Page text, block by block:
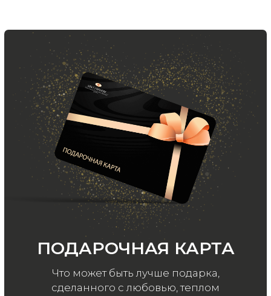
ООО «МИР КАШЕМИРА» © 2023
Все права защищены.
Политика
конфиденциальности